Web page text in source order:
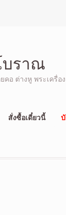
บราณ
ต่างหู พระเครื่
สั่งซื้อเดี๋ยวนี้